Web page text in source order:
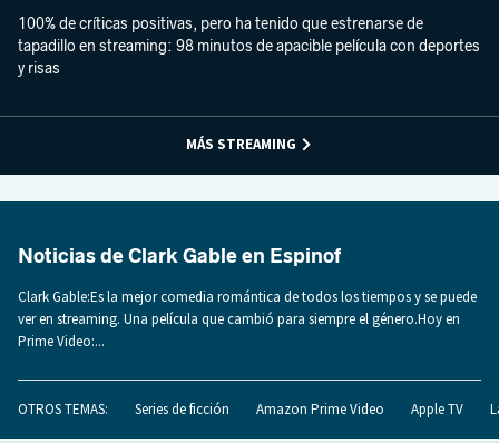
100% de críticas positivas, pero ha tenido que estrenarse de
tapadillo en streaming: 98 minutos de apacible película con deportes
y risas
MÁS STREAMING
Noticias de Clark Gable en Espinof
Clark Gable:Es la mejor comedia romántica de todos los tiempos y se puede
ver en streaming. Una película que cambió para siempre el género.Hoy en
Prime Video:...
OTROS TEMAS: Series de ficción Amazon Prime Video Apple TV